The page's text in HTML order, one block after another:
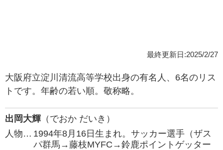
最終更新日:2025/2/27
大阪府立淀川清流高等学校出身の有名人、6名のリス
トです。年齢の若い順。敬称略。
出岡大輝 （でおか だいき）
人物… 1994年8月16日生まれ。サッカー選手（ザス
パ群馬→藤枝MYFC→鈴鹿ポイントゲッター